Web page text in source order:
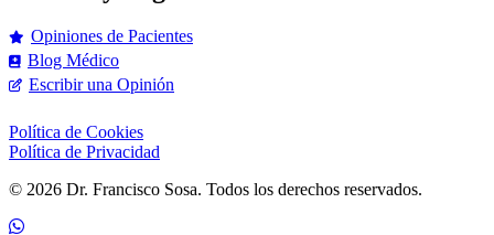
Opiniones de Pacientes
Blog Médico
Escribir una Opinión
Política de Cookies
Política de Privacidad
© 2026 Dr. Francisco Sosa. Todos los derechos reservados.